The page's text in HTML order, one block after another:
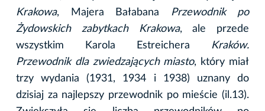
Krakowa, Majera Bałabana
Przewodnik po
Żydowskich zabytkach Krakowa, ale przede
wszystkim Karola Estreichera
Kraków.
Przewodnik dla zwiedzających miasto, który miał
trzy wydania (1931, 1934 i 1938) uznany do
dzisiaj za najlepszy przewodnik po mieście (il.13).